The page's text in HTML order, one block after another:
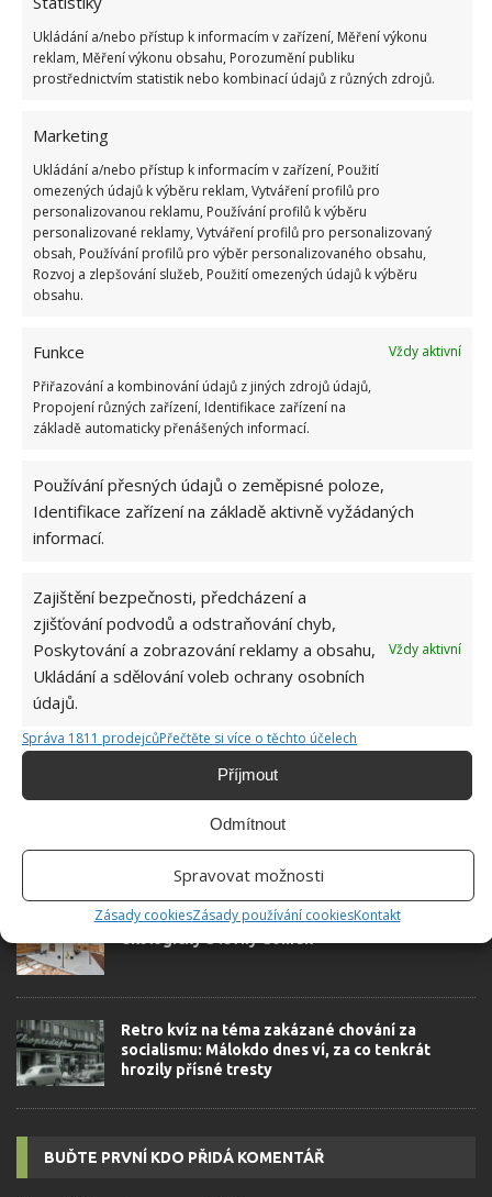
Ukládání a/nebo přístup k informacím v zařízení, Měření výkonu
reklam, Měření výkonu obsahu, Porozumění publiku
prostřednictvím statistik nebo kombinací údajů z různých zdrojů.
Marketing
Ukládání a/nebo přístup k informacím v zařízení, Použití
omezených údajů k výběru reklam, Vytváření profilů pro
personalizovanou reklamu, Používání profilů k výběru
personalizované reklamy, Vytváření profilů pro personalizovaný
obsah, Používání profilů pro výběr personalizovaného obsahu,
Rozvoj a zlepšování služeb, Použití omezených údajů k výběru
obsahu.
Funkce
Vždy aktivní
Přiřazování a kombinování údajů z jiných zdrojů údajů,
Propojení různých zařízení, Identifikace zařízení na
základě automaticky přenášených informací.
Používání přesných údajů o zeměpisné poloze,
Identifikace zařízení na základě aktivně vyžádaných
informací.
Zajištění bezpečnosti, předcházení a
zjišťování podvodů a odstraňování chyb,
Poskytování a zobrazování reklamy a obsahu,
Ukládání a sdělování voleb ochrany osobních
údajů.
Vždy aktivní
Správa 1811 prodejcůPřečtěte si více o těchto účelech
Příjmout
Odmítnout
Spravovat možnosti
Zásady cookiesZásady používání cookiesKontakt
HYPOTÉKA
Přidejte svůj názor
KOMENTOVAT
Hana Musilová
Do redakce Bydlimeutulne.cz se
autorovi]
SOUVISEJÍCÍ ČLÁNKY
neporadí s 10 otázkami, ten se alespoň přiučí
Osvoboďte se od hypotéky a postavte si malý,
Retro kvíz na téma zakázané chování za
socialismu: Málokdo dnes ví, za co tenkrát
hrozily přísné tresty
BUĎTE PRVNÍ KDO PŘIDÁ KOMENTÁŘ